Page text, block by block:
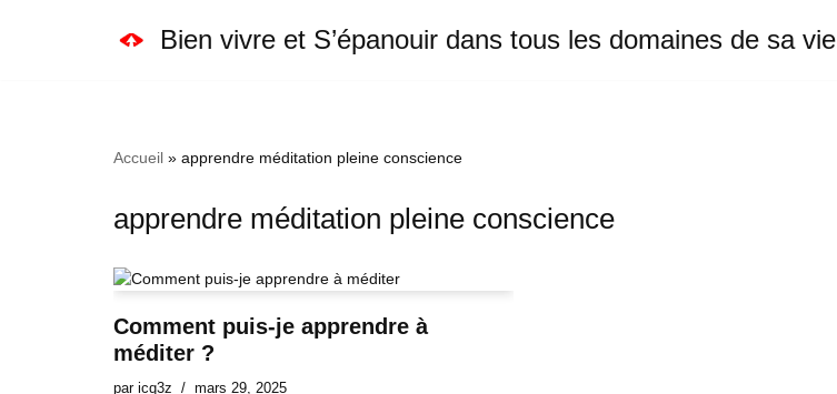
Bien vivre et S’épanouir dans tous les domaines de sa vie
Accueil » apprendre méditation pleine conscience
apprendre méditation pleine conscience
Comment puis-je apprendre à
méditer ?
par icq3z mars 29, 2025